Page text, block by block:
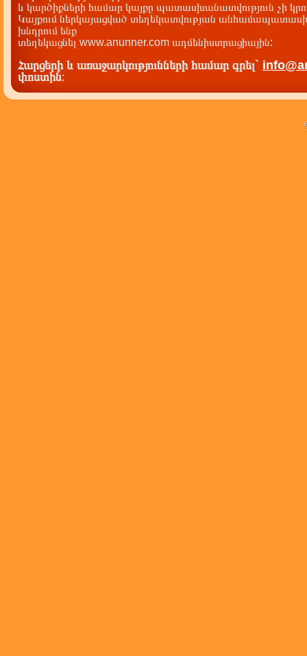
և կարծիքների համար կայքը պատասխանատվություն չի
Կայքում ներկայացված տեղեկատվության
խնդրում ենք
տեղեկացնել www.anunner.com ադմենիստրացիային:
Հարցերի և առաջարկությունների համար գրել`
փոստին: